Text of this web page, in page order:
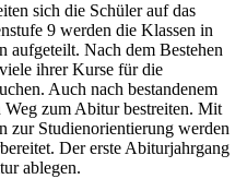
sich die Schüler auf das
9 werden die Klassen in
aufgeteilt. Nach dem Bestehen
ihrer Kurse für die
Auch nach bestandenem
Weg zum Abitur bestreiten. Mit
zur Studienorientierung werden
Der erste Abiturjahrgang
ablegen.